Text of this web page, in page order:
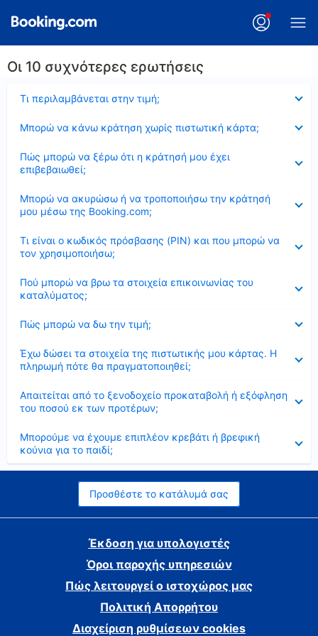
Οι 10 συχνότερες ερωτήσεις
Τι περιλαμβάνεται στην τιμή;
Μπορώ να κάνω κράτηση χωρίς πιστωτική κάρτα;
Πώς μπορώ να ξέρω ότι η κράτησή μου έχει
επιβεβαιωθεί;
Μπορώ να ακυρώσω ή να τροποποιήσω την κράτησή
μου μέσω της Booking.com;
Τι είναι ο κωδικός πρόσβασης (PIN) και που μπορώ να
τον χρησιμοποιήσω;
Πού μπορώ να βρω τα στοιχεία επικοινωνίας του
καταλύματος;
Πώς μπορώ να δω την τιμή;
Έχω δώσει τα στοιχεία της πιστωτικής μου κάρτας. Η
πληρωμή πότε θα πραγματοποιηθεί;
Απαιτείται από το ξενοδοχείο προκαταβολή ή εξόφληση
του ποσού εκ των προτέρων;
Μπορούμε να έχουμε επιπλέον κρεβάτι ή βρεφική
κούνια για το παιδί;
Προσθέστε το κατάλυμά σας
Έκδοση για υπολογιστές
Όροι παροχής υπηρεσιών
Πώς λειτουργεί ο ιστοχώρος μας
Πολιτική Απορρήτου
Διαχείριση ρυθμίσεων cookies